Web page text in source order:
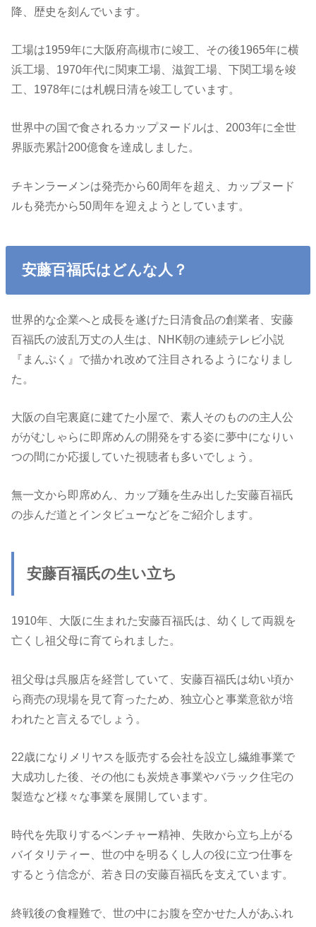
降、歴史を刻んでいます。
工場は1959年に大阪府高槻市に竣工、その後1965年に横
浜工場、1970年代に関東工場、滋賀工場、下関工場を竣
工、1978年には札幌日清を竣工しています。
世界中の国で食されるカップヌードルは、2003年に全世
界販売累計200億食を達成しました。
チキンラーメンは発売から60周年を超え、カップヌード
ルも発売から50周年を迎えようとしています。
安藤百福氏はどんな人？
世界的な企業へと成長を遂げた日清食品の創業者、安藤
百福氏の波乱万丈の人生は、NHK朝の連続テレビ小説
『まんぷく』で描かれ改めて注目されるようになりまし
た。
大阪の自宅裏庭に建てた小屋で、素人そのものの主人公
ががむしゃらに即席めんの開発をする姿に夢中になりい
つの間にか応援していた視聴者も多いでしょう。
無一文から即席めん、カップ麺を生み出した安藤百福氏
の歩んだ道とインタビューなどをご紹介します。
安藤百福氏の生い立ち
1910年、大阪に生まれた安藤百福氏は、幼くして両親を
亡くし祖父母に育てられました。
祖父母は呉服店を経営していて、安藤百福氏は幼い頃か
ら商売の現場を見て育ったため、独立心と事業意欲が培
われたと言えるでしょう。
22歳になりメリヤスを販売する会社を設立し繊維事業で
大成功した後、その他にも炭焼き事業やバラック住宅の
製造など様々な事業を展開しています。
時代を先取りするベンチャー精神、失敗から立ち上がる
バイタリティー、世の中を明るくし人の役に立つ仕事を
するとう信念が、若き日の安藤百福氏を支えています。
終戦後の食糧難で、世の中にお腹を空かせた人があふれ